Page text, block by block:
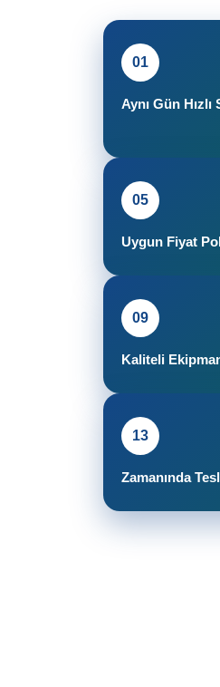
01
Aynı Gün
05
Uygun Fiyat
09
Kaliteli
13
Zamanında